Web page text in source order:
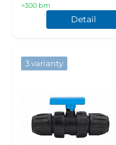
>300 bm
Detail
3 varianty